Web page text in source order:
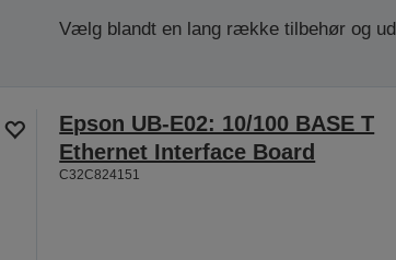
Vælg blandt en lang række tilbehør og
Epson UB-E02: 10/100 BASE T
Ethernet Interface Board
C32C824151